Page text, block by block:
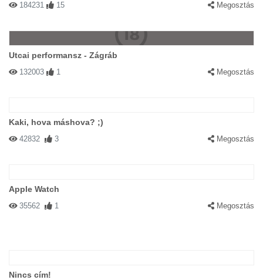
184231 15 Megosztás
Utcai performansz - Zágráb
132003 1 Megosztás
Kaki, hova máshova? ;)
42832 3 Megosztás
Apple Watch
35562 1 Megosztás
Nincs cím!